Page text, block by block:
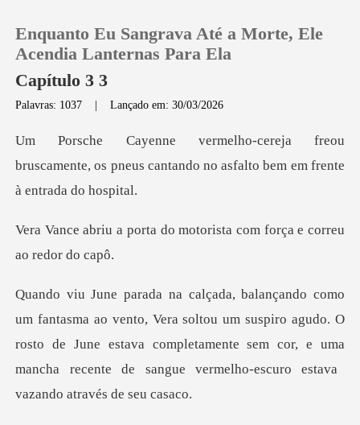
Loja
Sair
Enquanto Eu Sangrava Até a Morte, Ele
Acendia Lanternas Para Ela
Capítulo 3 3
Palavras: 1037 |Lançado em: 30/03/2026
u
bruscamente, os pneus cantando no asf
do motorista com força
soltou um suspiro agudo. O
rosto de June estava completamente sem cor, e uma